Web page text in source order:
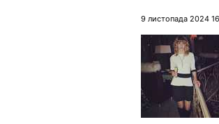
9 листопада 2024